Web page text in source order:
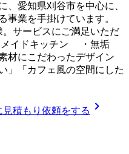
、愛知県刈谷市を中心に、
事業を手掛けています。
サービスにご満足いただ
メイドキッチン ・無垢
材にこだわったデザイン
」「カフェ風の空間にした
見積もり依頼をする chevron_right